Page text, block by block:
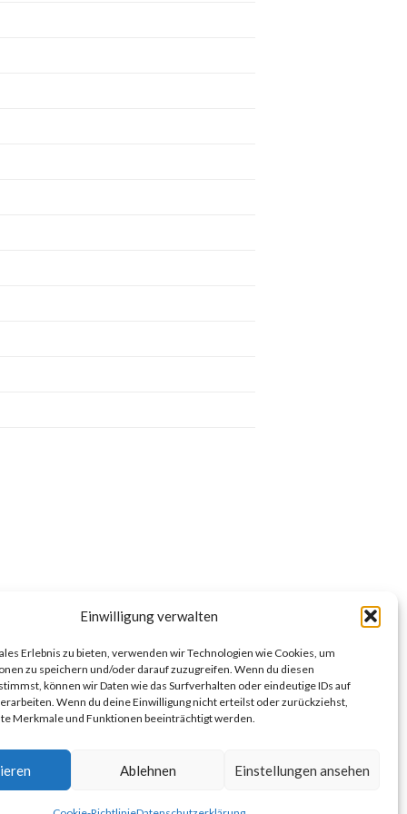
Einwilligung verwalten
Erlebnis zu bieten, verwenden wir Technologien wie Cookies, um
zu speichern und/oder darauf zuzugreifen. Wenn du diesen
können wir Daten wie das Surfverhalten oder eindeutige IDs auf
Wenn du deine Einwilligung nicht erteilst oder zurückziehst,
Merkmale und Funktionen beeinträchtigt werden.
Ablehnen Einstellungen ansehen
Links